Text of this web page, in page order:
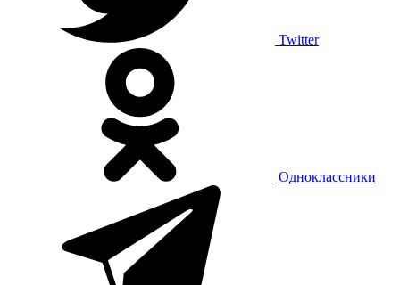
Twitter
Одноклассники